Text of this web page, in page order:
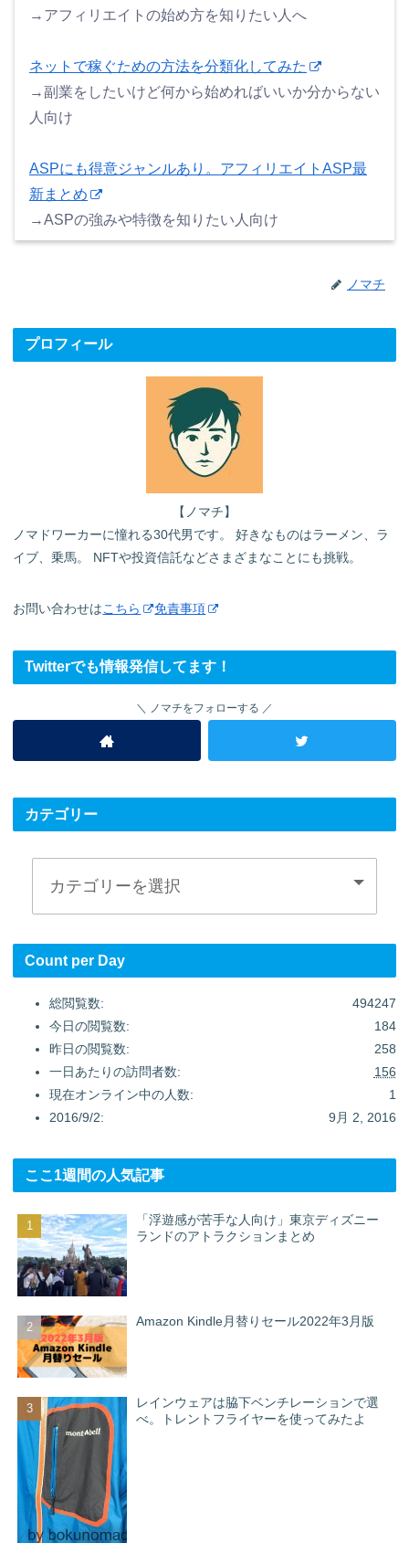
→アフィリエイトの始め方を知りたい人へ
ネットで稼ぐための方法を分類化してみた
→副業をしたいけど何から始めればいいか分からない
人向け
ASPにも得意ジャンルあり。アフィリエイトASP最
新まとめ
→ASPの強みや特徴を知りたい人向け
ノマチ
プロフィール
【ノマチ】
ノマドワーカーに憧れる30代男です。 好きなものはラーメン、ラ
イブ、乗馬。 NFTや投資信託などさまざまなことにも挑戦。
お問い合わせはこちら 免責事項
Twitterでも情報発信してます！
ノマチをフォローする
カテゴリー
Count per Day
494247
総閲覧数:
184
今日の閲覧数:
258
昨日の閲覧数:
156
一日あたりの訪問者数:
1
現在オンライン中の人数:
9月 2, 2016
2016/9/2:
ここ1週間の人気記事
「浮遊感が苦手な人向け」東京ディズニー
ランドのアトラクションまとめ
Amazon Kindle月替りセール2022年3月版
レインウェアは脇下ベンチレーションで選
べ。トレントフライヤーを使ってみたよ